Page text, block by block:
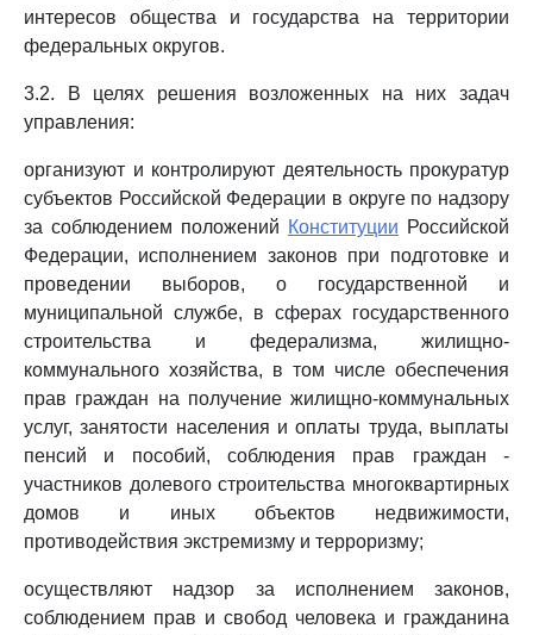
интересов общества и государства на территории
федеральных округов.
3.2. В целях решения возложенных на них задач
управления:
организуют и контролируют деятельность прокуратур
субъектов Российской Федерации в округе по надзору
за соблюдением положений Конституции Российской
Федерации, исполнением законов при подготовке и
проведении выборов, о государственной и
муниципальной службе, в сферах государственного
строительства и федерализма, жилищно-
коммунального хозяйства, в том числе обеспечения
прав граждан на получение жилищно-коммунальных
услуг, занятости населения и оплаты труда, выплаты
пенсий и пособий, соблюдения прав граждан -
участников долевого строительства многоквартирных
домов и иных объектов недвижимости,
противодействия экстремизму и терроризму;
осуществляют надзор за исполнением законов,
соблюдением прав и свобод человека и гражданина